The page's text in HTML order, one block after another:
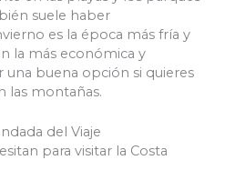
suele haber
es la época más fría y
la más económica y
una buena opción si quieres
las montañas.
del Viaje
para visitar la Costa